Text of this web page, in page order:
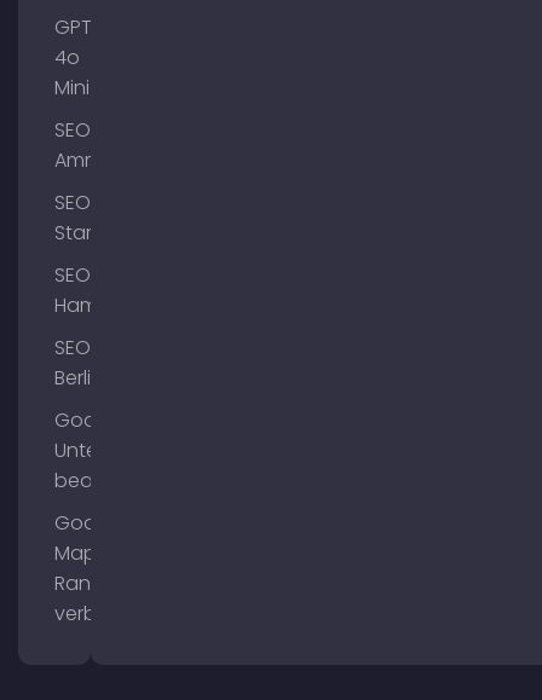
GPT-
4o
Mini
SEO
Ammersee
SEO
Starnberg
SEO
Hamburg
SEO
Berlin
Google
Unternehmensprofil
bearbeiten
Google
Maps
Ranking
verbessern